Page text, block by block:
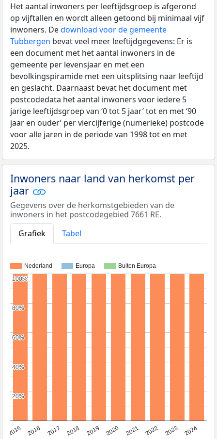
Het aantal inwoners per leeftijdsgroep is afgerond
op vijftallen en wordt alleen getoond bij minimaal vijf
inwoners. Dedownload voor de gemeente
Tubbergen bevat veel meer leeftijdgegevens: Er is
een document met het aantal inwoners in de
gemeente per levensjaar en met een
bevolkingspiramide met een uitsplitsing naar leeftijd
en geslacht. Daarnaast bevat het document met
postcodedata het aantal inwoners voor iedere 5
jarige leeftijdsgroep van ‘0 tot 5 jaar’ tot en met ‘90
jaar en ouder’ per viercijferige (numerieke) postcode
voor alle jaren in de periode van 1998 tot en met
2025.
Inwoners naar land van herkomst per
jaar
Gegevens over de herkomstgebieden van de
inwoners in het postcodegebied 7661 RE.
Grafiek
Tabel
Nederland Europa Buiten Europa
2015 2016 2017 2018 2019 2020 2021 2022 2023 2024
20%
20%
40%
40%
60%
60%
80%
80%
100%
100%